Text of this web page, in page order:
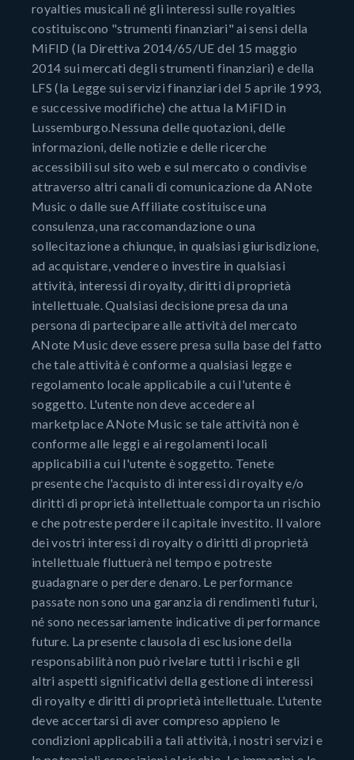
royalties musicali né gli interessi sulle royalties
costituiscono "strumenti finanziari" ai sensi della
MiFID (la Direttiva 2014/65/UE del 15 maggio
2014 sui mercati degli strumenti finanziari) e della
LFS (la Legge sui servizi finanziari del 5 aprile 1993,
e successive modifiche) che attua la MiFID in
Lussemburgo.Nessuna delle quotazioni, delle
informazioni, delle notizie e delle ricerche
accessibili sul sito web e sul mercato o condivise
attraverso altri canali di comunicazione da ANote
Music o dalle sue Affiliate costituisce una
consulenza, una raccomandazione o una
sollecitazione a chiunque, in qualsiasi giurisdizione,
ad acquistare, vendere o investire in qualsiasi
attività, interessi di royalty, diritti di proprietà
intellettuale. Qualsiasi decisione presa da una
persona di partecipare alle attività del mercato
ANote Music deve essere presa sulla base del fatto
che tale attività è conforme a qualsiasi legge e
regolamento locale applicabile a cui l'utente è
soggetto. L'utente non deve accedere al
marketplace ANote Music se tale attività non è
conforme alle leggi e ai regolamenti locali
applicabili a cui l'utente è soggetto. Tenete
presente che l'acquisto di interessi di royalty e/o
diritti di proprietà intellettuale comporta un rischio
e che potreste perdere il capitale investito. Il valore
dei vostri interessi di royalty o diritti di proprietà
intellettuale fluttuerà nel tempo e potreste
guadagnare o perdere denaro. Le performance
passate non sono una garanzia di rendimenti futuri,
né sono necessariamente indicative di performance
future. La presente clausola di esclusione della
responsabilità non può rivelare tutti i rischi e gli
altri aspetti significativi della gestione di interessi
di royalty e diritti di proprietà intellettuale. L'utente
deve accertarsi di aver compreso appieno le
condizioni applicabili a tali attività, i nostri servizi e